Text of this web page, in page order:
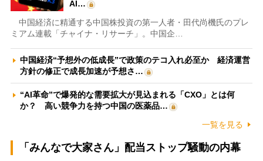
AI…
中国経済に精通する中国株投資の第一人者・田代尚機氏のプレ
ミアム連載「チャイナ・リサーチ」。中国企…
中国経済“予想外の低成長”で政策のテコ入れ必至か 経済運営
方針の修正で成長加速が予想さ…
“AI革命”で爆発的な需要拡大が見込まれる「CXO」とは何
か？ 高い競争力を持つ中国の医薬品…
一覧を見る
「みんなで大家さん」配当ストップ騒動の内幕